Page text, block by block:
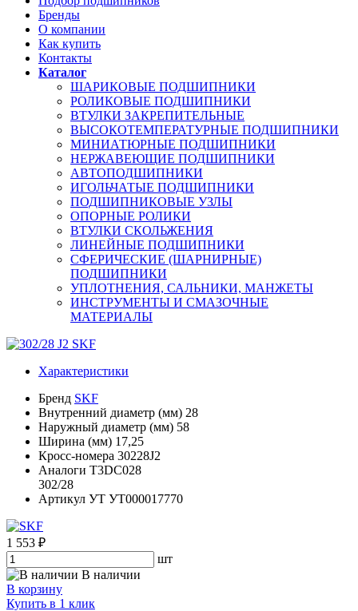
Бренды
О компании
Как купить
Контакты
Каталог
ШАРИКОВЫЕ ПОДШИПНИКИ
РОЛИКОВЫЕ ПОДШИПНИКИ
ВТУЛКИ ЗАКРЕПИТЕЛЬНЫЕ
ВЫСОКОТЕМПЕРАТУРНЫЕ ПОДШИПНИКИ
МИНИАТЮРНЫЕ ПОДШИПНИКИ
НЕРЖАВЕЮЩИЕ ПОДШИПНИКИ
АВТОПОДШИПНИКИ
ИГОЛЬЧАТЫЕ ПОДШИПНИКИ
ПОДШИПНИКОВЫЕ УЗЛЫ
ОПОРНЫЕ РОЛИКИ
ВТУЛКИ СКОЛЬЖЕНИЯ
ЛИНЕЙНЫЕ ПОДШИПНИКИ
СФЕРИЧЕСКИЕ (ШАРНИРНЫЕ)
ПОДШИПНИКИ
УПЛОТНЕНИЯ, САЛЬНИКИ, МАНЖЕТЫ
ИНСТРУМЕНТЫ И СМАЗОЧНЫЕ
МАТЕРИАЛЫ
Характеристики
Бренд SKF
Внутренний диаметр (мм) 28
Наружный диаметр (мм) 58
Ширина (мм) 17,25
Кросс-номера 30228J2
Аналоги T3DC028
302/28
Артикул УТ УТ000017770
1 553 ₽
шт
В наличии
В корзину
Купить в 1 клик